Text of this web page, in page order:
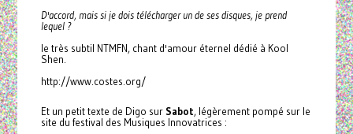
D'accord, mais si je dois télécharger un de ses disques, je prend
lequel ?
le très subtil NTMFN, chant d'amour éternel dédié à Kool
Shen.
http://www.costes.org/
Et un petit texte de Digo sur Sabot, légèrement pompé sur le
site du festival des Musiques Innovatrices :